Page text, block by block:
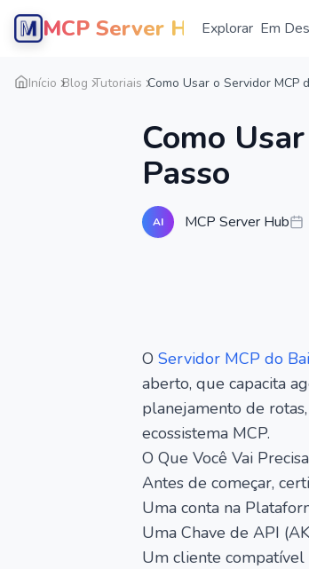
MCP Server HubExplorar Em
Início Blog Tutoriais Como Usar o Servidor MCP
Como
Passo
AI MCP Server Hub
O Servidor MCP do
aberto, que capacita
planejamento de
ecossistema MCP.
O Que Você Vai
Antes de começar,
Uma conta na
Uma Chave de API
Um cliente compatível